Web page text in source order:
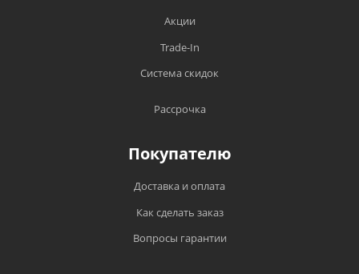
Акции
Trade-In
Система скидок
Рассрочка
Покупателю
Доставка и оплата
Как сделать заказ
Вопросы гарантии